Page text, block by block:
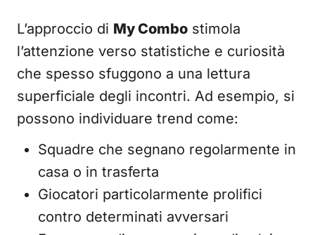
L’approccio di My Combo stimola
l’attenzione verso statistiche e curiosità
che spesso sfuggono a una lettura
superficiale degli incontri. Ad esempio, si
possono individuare trend come:
Squadre che segnano regolarmente in
casa o in trasferta
Giocatori particolarmente prolifici
contro determinati avversari